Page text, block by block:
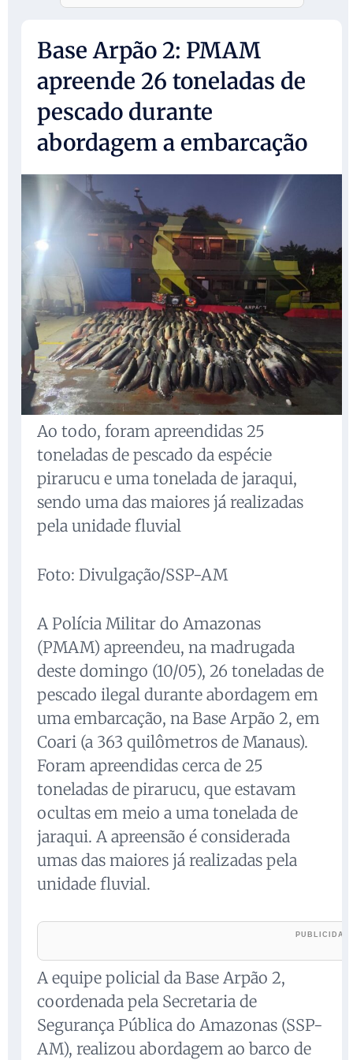
Base Arpão 2: PMAM
apreende 26 toneladas de
pescado durante
abordagem a embarcação
Ao todo, foram apreendidas 25
toneladas de pescado da espécie
pirarucu e uma tonelada de jaraqui,
sendo uma das maiores já realizadas
pela unidade fluvial
Foto: Divulgação/SSP-AM
A Polícia Militar do Amazonas
(PMAM) apreendeu, na madrugada
deste domingo (10/05), 26 toneladas de
pescado ilegal durante abordagem em
uma embarcação, na Base Arpão 2, em
Coari (a 363 quilômetros de Manaus).
Foram apreendidas cerca de 25
toneladas de pirarucu, que estavam
ocultas em meio a uma tonelada de
jaraqui. A apreensão é considerada
umas das maiores já realizadas pela
unidade fluvial.
A equipe policial da Base Arpão 2,
coordenada pela Secretaria de
Segurança Pública do Amazonas (SSP-
AM), realizou abordagem ao barco de